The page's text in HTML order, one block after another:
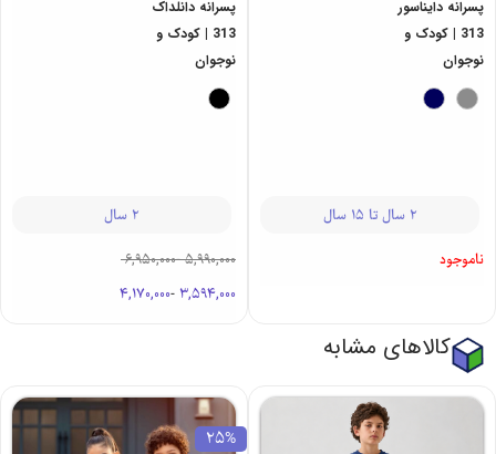
پسرانه دایناسور
313 | کودک و
نوجوان
2 سال تا 15 سال
ناموجود
پسرانه دانلداک
313 | کودک و
نوجوان
2 سال
5,990,000
-
6,950,000
3,594,000
-
4,170,000
کالاهای مشابه
25%